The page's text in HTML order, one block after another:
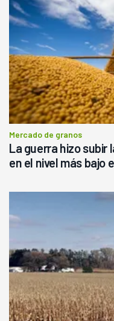
Mercado de granos
La guerra hizo subir
en el nivel más bajo